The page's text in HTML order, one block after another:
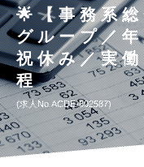
🌟【事務系
グループ／
祝休み／実
程
求人No.ACDE-802587